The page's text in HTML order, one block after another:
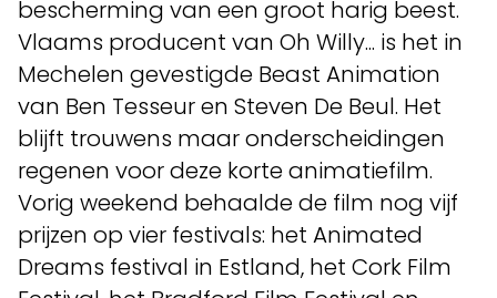
bescherming van een groot harig beest.
Vlaams producent van Oh Willy... is het in
Mechelen gevestigde Beast Animation
van Ben Tesseur en Steven De Beul. Het
blijft trouwens maar onderscheidingen
regenen voor deze korte animatiefilm.
Vorig weekend behaalde de film nog vijf
prijzen op vier festivals: het Animated
Dreams festival in Estland, het Cork Film